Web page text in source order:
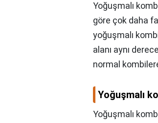
Yoğuşmalı
göre çok daha
yoğuşmalı
alanı aynı
normal
Yoğuşmalı
Yoğuşmalı